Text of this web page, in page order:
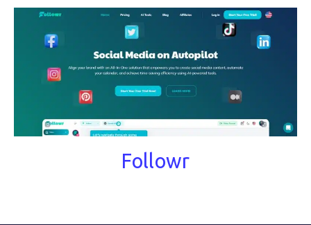
Followr